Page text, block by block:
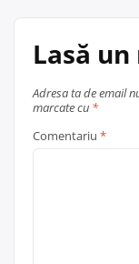
Lasă
Adresa ta de email
marcate cu *
Comentariu *